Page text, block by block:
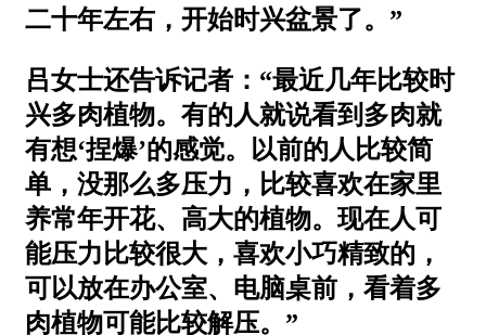
二十年左右，开始时兴盆景了。”
吕女士还告诉记者：“最近几年比较时
兴多肉植物。有的人就说看到多肉就
有想‘捏爆’的感觉。以前的人比较简
单，没那么多压力，比较喜欢在家里
养常年开花、高大的植物。现在人可
能压力比较很大，喜欢小巧精致的，
可以放在办公室、电脑桌前，看着多
肉植物可能比较解压。”